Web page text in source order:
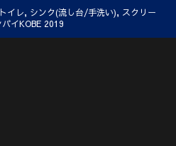
イレ, シンク(流し台/手洗い), スクリー
イKOBE 2019